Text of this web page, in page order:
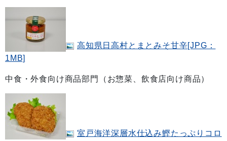
高知県日高村とまとみそ甘辛[JPG：
1MB]
中食・外食向け商品部門（お惣菜、飲食店向け商品）
室戸海洋深層水仕込み鰹たっぷりコロ